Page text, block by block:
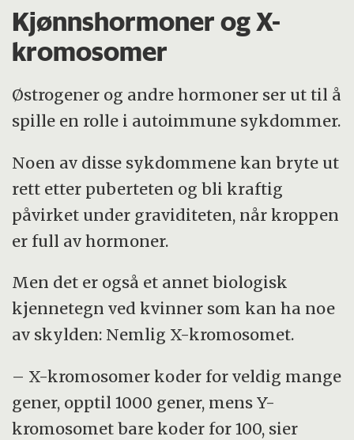
Kjønnshormoner og X-
kromosomer
Østrogener og andre hormoner ser ut til å
spille en rolle i autoimmune sykdommer.
Noen av disse sykdommene kan bryte ut
rett etter puberteten og bli kraftig
påvirket under graviditeten, når kroppen
er full av hormoner.
Men det er også et annet biologisk
kjennetegn ved kvinner som kan ha noe
av skylden: Nemlig X-kromosomet.
– X-kromosomer koder for veldig mange
gener, opptil 1000 gener, mens Y-
kromosomet bare koder for 100, sier